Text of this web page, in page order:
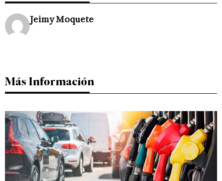
Jeimy Moquete
Más Información